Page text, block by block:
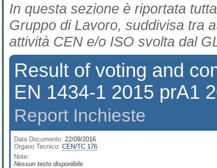
In questa sezione è riportata
Gruppo di Lavoro, suddivisa tra
attività CEN e/o ISO svolta dal
Result of voting and
EN 1434-1 2015 prA1
Report Inchieste
Data Documento: 22/09/2016
Organo Tecnico: CEN/TC 176
Note:
Nessun testo disponibile